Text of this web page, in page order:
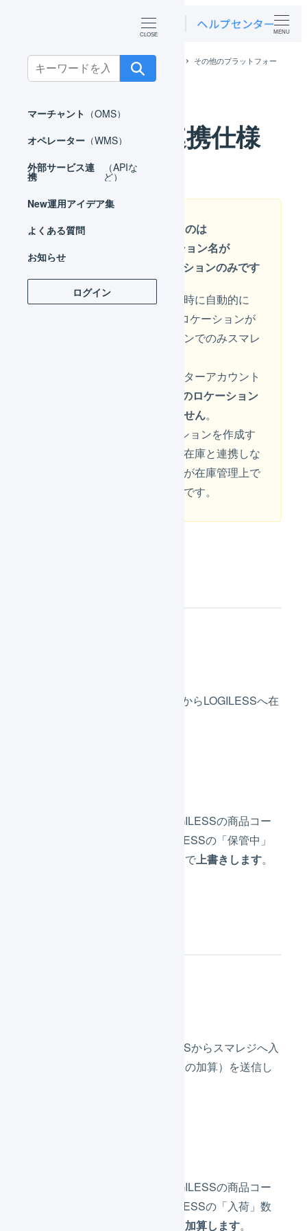
Search
for:
マーチャント （OMS）
オペレーター （WMS）
外部サービス連
携
（APIな
ど）
New運用アイデア集
よくある質問
お知らせ
ログイン
MENU
外部サービス連携（APIなど）
その他のプラットフォー
スマレジ スマレジ 連携仕様
スマレジ 連携仕様
スマレジと連携できるのは
LOGILESSのロケーション名が
「smaregi」のロケーションのみです
初めてスマレジと連携する時に自動的に
「smaregi」という名前のロケーションが
作成され、そのロケーションでのみスマレ
スマレジ連携用のオペレーターアカウント
手動で「smaregi」以外のロケーション
を作成することは推奨しません。
「smaregi」以外のロケーションを作成す
ると、スマレジに連携する在庫と連携しな
い在庫が混在し、利用者側が在庫管理上で
混乱するケースが多いためです。
20分に1度の頻度で、スマレジからLOGILESSへ在
スマレジの商品コードと、LOGILESSの商品コー
ドが一致している場合、LOGILESSの「保管中」
在庫を、スマレジの「在庫数」で上書きします。
20分に1度の頻度で、LOGILESSからスマレジへ入
荷実績（入荷予定の入荷処理分の加算）を送信し
スマレジの商品コードと、LOGILESSの商品コー
ドが一致している場合、LOGILESSの「入荷」数
加算します。